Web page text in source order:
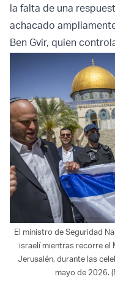
la falta de una
achacado
Ben Gvir, quien
El ministro de Seguridad
israelí mientras recorre el
Jerusalén, durante las
mayo de 2026.